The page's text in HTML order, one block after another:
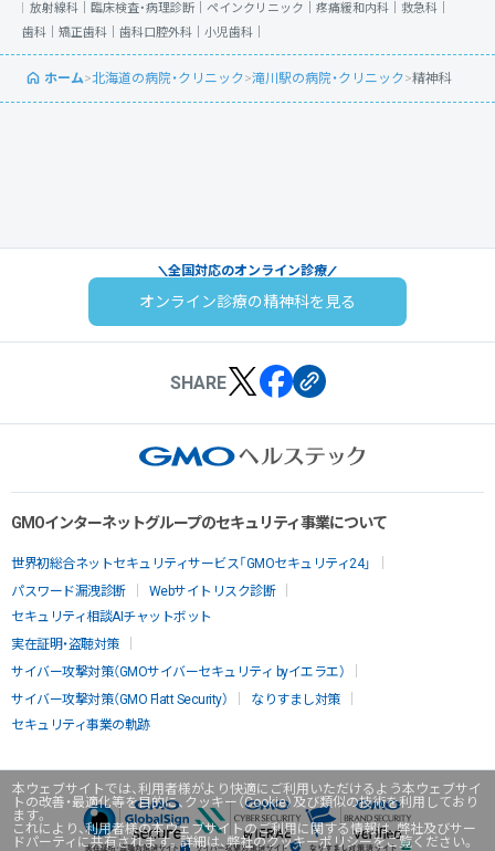
本ウェブサイトでは、利用者様がより快適にご利用いただけるよう本ウェブサイ
トの改善・最適化等を目的に、クッキー（Cookie）及び類似の技術を利用しており
ます。
これにより、利用者様の本ウェブサイトのご利用に関する情報は、弊社及びサー
ドパーティに共有されます。詳細は、弊社のクッキーポリシーをご覧ください。
放射線科｜ 臨床検査・病理診断｜ ペインクリニック｜ 疼痛緩和内科｜ 救急科｜
歯科｜ 矯正歯科｜ 歯科口腔外科｜ 小児歯科｜
ホーム>北海道の病院・クリニック>滝川駅の病院・クリニック>精神科
全国対応のオンライン診療
オンライン診療の精神科を見る
SHARE
GMOインターネットグループのセキュリティ事業について
世界初総合ネットセキュリティサービス「GMOセキュリティ24」
パスワード漏洩診断
Webサイトリスク診断
セキュリティ相談AIチャットボット
実在証明・盗聴対策
サイバー攻撃対策（GMOサイバーセキュリティ byイエラエ）
サイバー攻撃対策（GMO Flatt Security）
なりすまし対策
セキュリティ事業の軌跡